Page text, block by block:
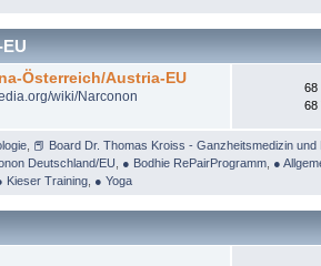
Österreich/Austria-EU
wiki/Narconon
68
68
, 📕 Board Dr. Thomas Kroiss - Ganzheitsmedizin und
Deutschland/EU ● Bodhie RePairProgramm, ●
Kieser Training, ● Yoga